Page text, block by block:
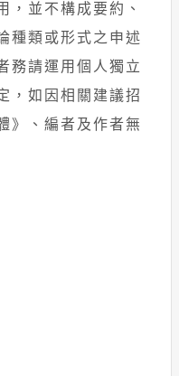
，並不構成要約、
種類或形式之申述
務請運用個人獨立
，如因相關建議招
》、編者及作者無